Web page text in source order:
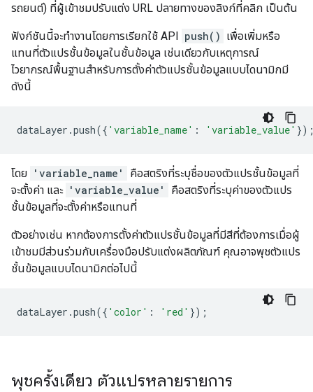
รถยนต์) ที่ผู้เข้าชมปรับแต่ง URL ปลายทางของลิงก์ที่คลิก เป็นต้น
ฟังก์ชันนี้จะทำงานโดยการเรียกใช้ API push() เพื่อเพิ่มหรือ
แทนที่ตัวแปรชั้นข้อมูลในชั้นข้อมูล เช่นเดียวกับเหตุการณ์
ไวยากรณ์พื้นฐานสำหรับการตั้งค่าตัวแปรชั้นข้อมูลแบบไดนามิกมี
ดังนี้
dataLayer .push({ 'variable_name' : 'variable_value'
โดย 'variable_name'
คือสตริงที่ระบุชื่อของตัวแปรชั้นข้อมูลที่
จะตั้งค่า และ 'variable_value'
คือสตริงที่ระบุค่าของตัวแปร
ชั้นข้อมูลที่จะตั้งค่าหรือแทนที่
ตัวอย่างเช่น หากต้องการตั้งค่าตัวแปรชั้นข้อมูลที่มีสีที่ต้องการเมื่อผู้
เข้าชมมีส่วนร่วมกับเครื่องมือปรับแต่งผลิตภัณฑ์ คุณอาจพุชตัวแปร
ชั้นข้อมูลแบบไดนามิกต่อไปนี้
dataLayer .push({ 'color' : 'red' });
พุชครั้งเดียว ตัวแปรหลายรายการ